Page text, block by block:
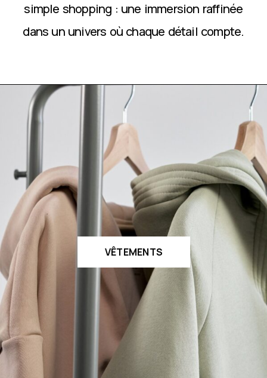
simple shopping : une immersion raffinée
dans un univers où chaque détail compte.
VÊTEMENTS